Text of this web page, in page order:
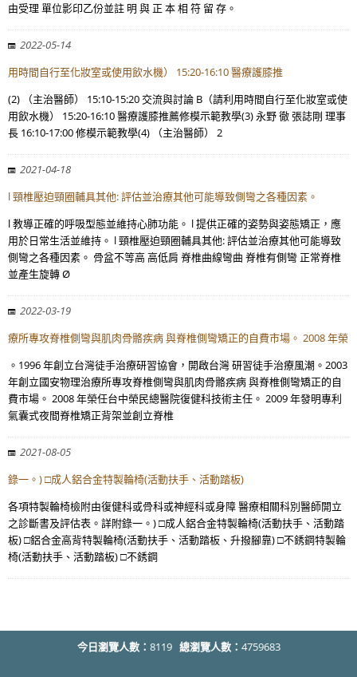
由受理 單位影印乙份並註 明 與 正 本 相 符 留 存。
2022-05-14
用時間自行至化妝室或使用飲水機） 15:20-16:10 醫療護膝推
(2) （主治醫師） 15:10-15:20 交流與討論 B（請利用時間自行至化妝室或使
用飲水機） 15:20-16:10 醫療護膝推薦修模示範教學(3) 永野 徹 張誌剛 理事
長 16:10-17:00 修模示範教學(4) （主治醫師） 2
2021-04-18
l 頸椎壓迫頸圈輔具其他: 評估並治療其他可能導致側彎之各種因素。
l 教導正確的呼吸型態並維持心肺功能。 l 提供正確的姿勢與姿態矯正，應
用於日常生活並維持。 l 頸椎壓迫頸圈輔具其他: 評估並治療其他可能導致
側彎之各種因素。 骨盆不等高 高低肩 脊椎曲線彎曲 脊椎有側彎 正常脊椎
並產生旋轉 Ø
2022-03-19
療所專攻脊椎側彎與肌肉骨骼疾病 與脊椎側彎矯正的自費市場。 2008 年榮
。1996 年創立台灣徒手治療研習協會，開啟台灣 研習徒手治療風潮。2003
年創立國安物理治療所專攻脊椎側彎與肌肉骨骼疾病 與脊椎側彎矯正的自
費市場。 2008 年榮任台中榮民總醫院復健科技術主任。 2009 年發明專利
氣囊式夜間脊椎矯正背架並創立脊椎
2021-08-05
錄一。) □成人鋁合金特製輪椅(活動扶手、活動踏板)
各項特製輪椅檢附由復健科或骨科或神經科或身障 醫療相關科別醫師開立
之診斷書及評估表。詳附錄一。) □成人鋁合金特製輪椅(活動扶手、活動踏
板) □鋁合金高背特製輪椅(活動扶手、活動踏板、升撥腳靠) □不銹鋼特製輪
椅(活動扶手、活動踏板) □不銹鋼
今日瀏覽人數： 8119 總瀏覽人數： 4759683